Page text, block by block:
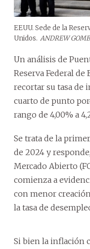
EEUU. Sede de la
Unidos. ANDREW
Un análisis de
Reserva Federal de
recortar su tasa de
cuarto de punto
rango de 4,00% a
Se trata de la
de 2024 y
Mercado Abierto
comienza a
con menor
la tasa de
Si bien la inflación